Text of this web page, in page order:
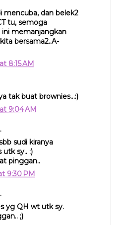
mencuba, dan belek2
tu, semoga
ini memanjangkan
bersama2..A-
8:15 AM
tak buat brownies...:)
9:04 AM
sudi kiranya
sy.. :)
pinggan..
9:30 PM
yg QH wt utk sy.
;)